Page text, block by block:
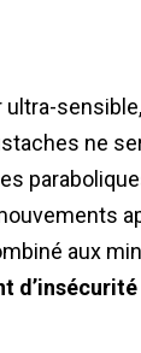
ultra-
ne
aux
d’insécurité